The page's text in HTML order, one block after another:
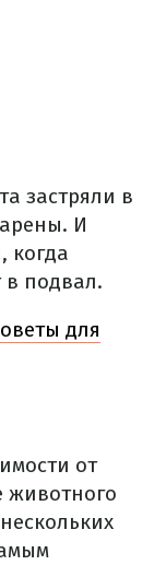
застряли в
И
когда
в подвал.
для
от
животного